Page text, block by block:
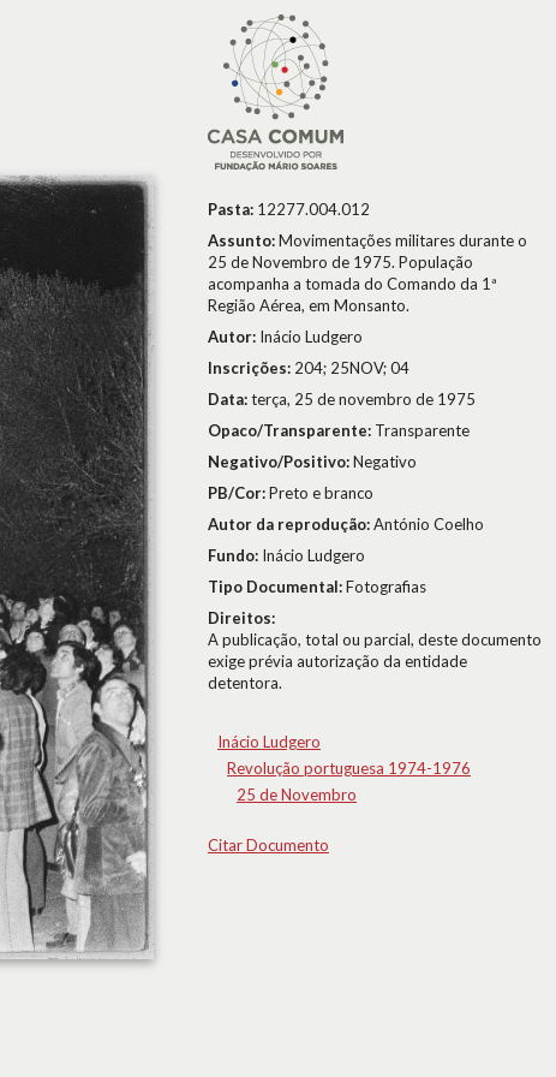
Pasta: 12277.004.012
Assunto:Movimentações militares durante o
25 de Novembro de 1975. População
acompanha a tomada do Comando da 1ª
Região Aérea, em Monsanto.
Autor: Inácio Ludgero
Inscrições: 204; 25NOV; 04
Data:terça, 25 de novembro de 1975
Opaco/Transparente: Transparente
Negativo/Positivo:Negativo
PB/Cor:Preto e branco
Autor da reprodução:António Coelho
Fundo: Inácio Ludgero
Tipo Documental:Fotografias
Direitos:
A publicação, total ou parcial, deste documento
exige prévia autorização da entidade
detentora.
Inácio Ludgero
Revolução portuguesa 1974-1976
25 de Novembro
Citar Documento